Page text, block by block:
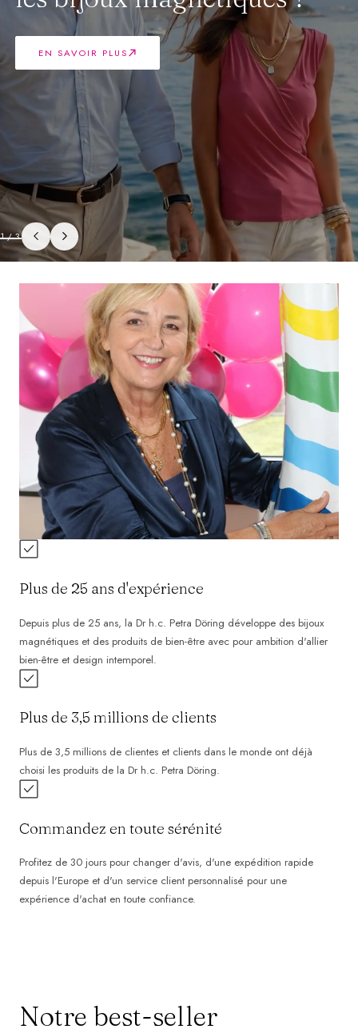
EN SAVOIR PLUS
2/3
Plus de 25 ans d'expérience
Depuis plus de 25 ans, la Dr h.c. Petra Döring développe des bijoux
magnétiques et des produits de bien-être avec pour ambition d'allier
bien-être et design intemporel.
Plus de 3,5 millions de clients
Plus de 3,5 millions de clientes et clients dans le monde ont déjà
choisi les produits de la Dr h.c. Petra Döring.
Commandez en toute sérénité
Profitez de 30 jours pour changer d'avis, d'une expédition rapide
depuis l'Europe et d'un service client personnalisé pour une
expérience d'achat en toute confiance.
Notre best-seller